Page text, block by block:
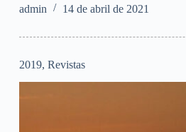
admin 14 de abril de 2021
2019, Revistas